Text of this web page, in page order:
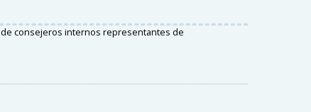
consejeros internos representantes de